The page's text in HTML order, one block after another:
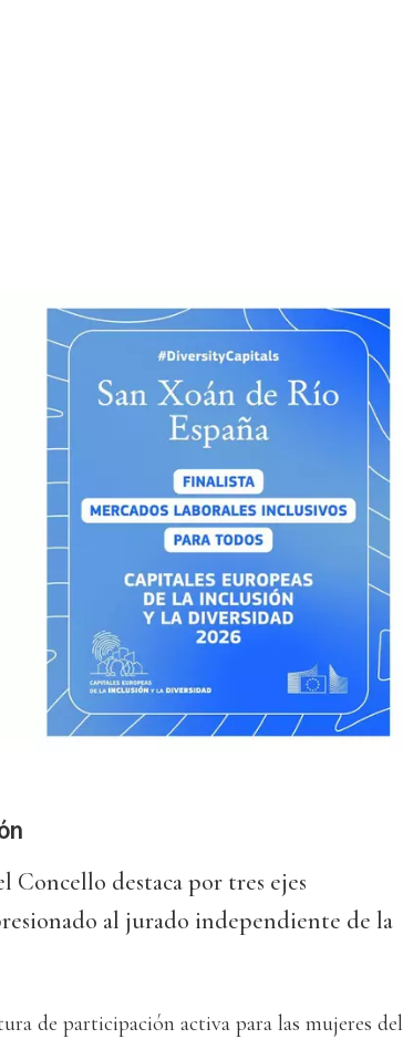
Concello destaca por tres ejes
al jurado independiente de la
de participación activa para las mujeres del